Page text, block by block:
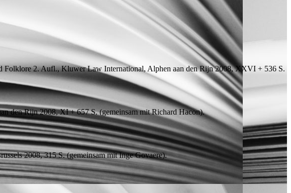
Folklore2.Aufl., Kluwer Law International, Alphen aan den Rijn 2008, XXVI + 536 S.
den Rijn 2008, XI + 657S.(gemeinsam mitRichard Hacon).
2008, 315S.(gemeinsam mitInge Govaere).